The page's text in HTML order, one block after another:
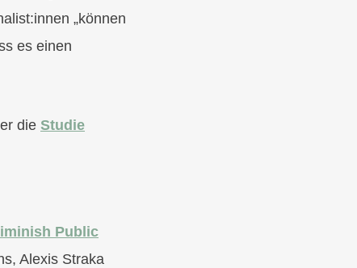
„können
es einen
die Studie
Public
Alexis Straka